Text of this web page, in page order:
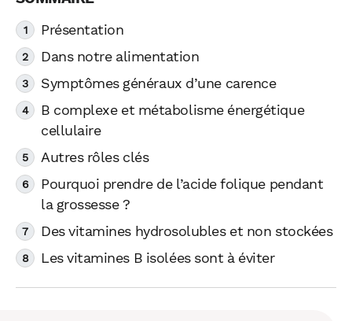
Présentation
Dans notre alimentation
Symptômes généraux d’une carence
B complexe et métabolisme énergétique
cellulaire
Autres rôles clés
Pourquoi prendre de l’acide folique pendant
la grossesse ?
Des vitamines hydrosolubles et non stockées
Les vitamines B isolées sont à éviter